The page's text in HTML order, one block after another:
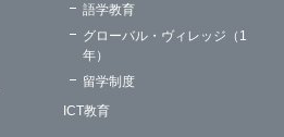
語学教育
グローバル・ヴィレッジ（1
年）
留学制度
ICT教育